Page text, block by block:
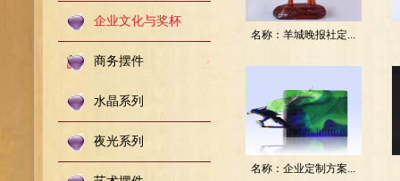
企业文化与奖杯
商务摆件
水晶系列
夜光系列
名称： 羊城晚报社定...
201511417114316
名称： 企业定制方案...